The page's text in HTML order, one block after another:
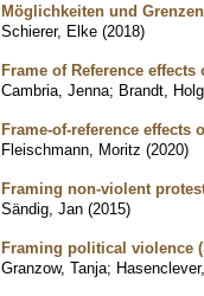
Möglichkeiten und
Schierer, Elke (2018)
Frame of Reference
Cambria, Jenna; Brandt,
Frame-of-reference
Fleischmann, Moritz (2020)
Framing non-violent
Sändig, Jan (2015)
Framing political violence
Granzow, Tanja;